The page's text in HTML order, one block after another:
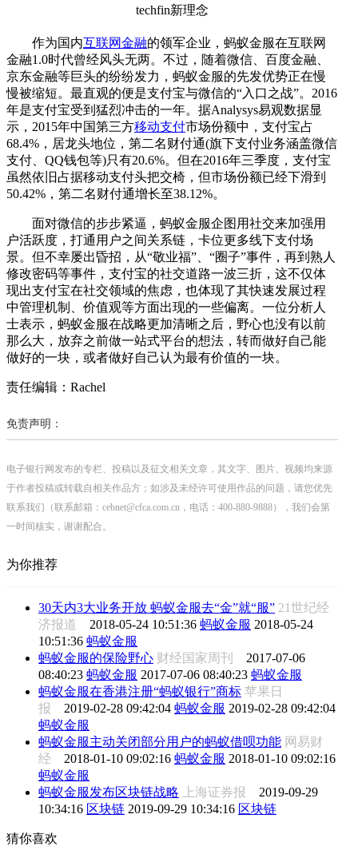
作为国内互联网金融的领军企业，蚂蚁金服在互联网
金融1.0时代曾经风头无两。不过，随着微信、百度金融、
京东金融等巨头的纷纷发力，蚂蚁金服的先发优势正在慢
慢被缩短。最直观的便是支付宝与微信的“入口之战”。2016
年是支付宝受到猛烈冲击的一年。据Analysys易观数据显
示，2015年中国第三方移动支付市场份额中，支付宝占
68.4%，居龙头地位，第二名财付通(旗下支付业务涵盖微信
支付、QQ钱包等)只有20.6%。但在2016年三季度，支付宝
虽然依旧占据移动支付头把交椅，但市场份额已经下滑到
50.42%，第二名财付通增长至38.12%。
面对微信的步步紧逼，蚂蚁金服企图用社交来加强用
户活跃度，打通用户之间关系链，卡位更多线下支付场
景。但不幸屡出昏招，从“敬业福”、“圈子”事件，再到熟人
修改密码等事件，支付宝的社交道路一波三折，这不仅体
现出支付宝在社交领域的焦虑，也体现了其快速发展过程
中管理机制、价值观等方面出现的一些偏离。一位分析人
士表示，蚂蚁金服在战略更加清晰之后，野心也没有以前
那么大，放弃之前做一站式平台的想法，转而做好自己能
做好的一块，或者做好自己认为最有价值的一块。
责任编辑：Rachel
免责声明：
电子银行网发布的专栏、投稿以及征文相关文章，其文字、图片、视频均来源
于作者投稿或转载自相关作品方；如涉及未经许可使用作品的问题，请您优先
联系我们（联系邮箱：cebnet@cfca.com.cn，电话：400-880-9888），我们会第
一时间核实，谢谢配合。
为你推荐
30天内3大业务开放 蚂蚁金服去“金”就“服” 21世纪经
济报道 2018-05-24 10:51:36 蚂蚁金服 2018-05-24
10:51:36 蚂蚁金服
蚂蚁金服的保险野心 财经国家周刊 2017-07-06
08:40:23 蚂蚁金服 2017-07-06 08:40:23 蚂蚁金服
蚂蚁金服在香港注册“蚂蚁银行”商标 苹果日
报 2019-02-28 09:42:04 蚂蚁金服 2019-02-28 09:42:04
蚂蚁金服
蚂蚁金服主动关闭部分用户的蚂蚁借呗功能 网易财
经 2018-01-10 09:02:16 蚂蚁金服 2018-01-10 09:02:16
蚂蚁金服
蚂蚁金服发布区块链战略
上海证券报 2019-09-29
10:34:16 区块链 2019-09-29 10:34:16 区块链
猜你喜欢